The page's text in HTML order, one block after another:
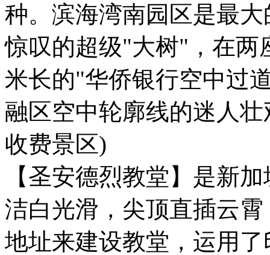
种。滨海湾南园区是最
惊叹的超级"大树"，在两
米长的"华侨银行空中过
融区空中轮廓线的迷人
收费景区)
【圣安德烈教堂】是新
洁白光滑，尖顶直插云
地址来建设教堂，运用